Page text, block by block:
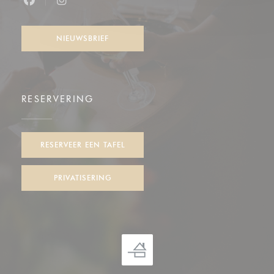
NIEUWSBRIEF
RESERVERING
RESERVEER EEN TAFEL
PRIVATISERING